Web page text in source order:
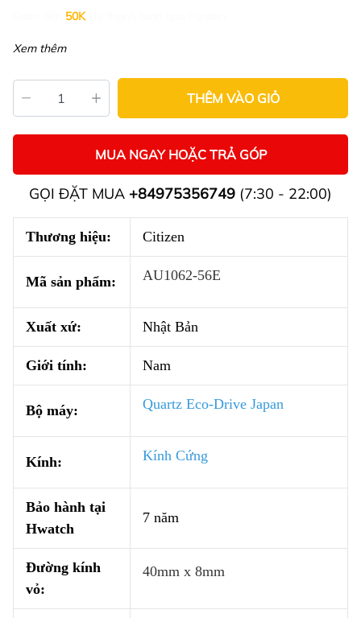
50K
Xem thêm
THÊM VÀO GIỎ
MUA NGAY HOẶC TRẢ GÓP
GỌI ĐẶT MUA +84975356749 (7:30 - 22:00)
Thương hiệu: Citizen
Mã sản phẩm: AU1062-56E
Xuất xứ: Nhật Bản
Giới tính: Nam
Bộ máy: Quartz Eco-Drive Japan
Kính: Kính Cứng
Bảo hành tại
Hwatch
7 năm
Đường kính
vỏ:
40mm x 8mm